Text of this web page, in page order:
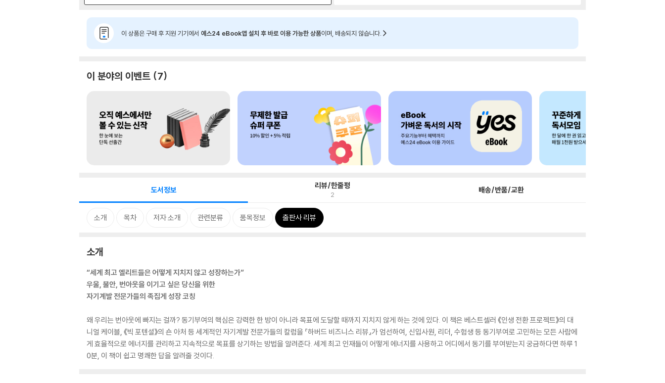
이 상품은 구매 후 지원 기기에서 예스24 eBook앱 설치 후 바로 이용 가능한 상품이며, 배송되지 않습니다.
이 분야의 이벤트 7
도서정보 리뷰/한줄평
2 배송/반품/교환
소개 목차 저자 소개 관련분류 품목정보 출판사 리뷰
소개
“세계 최고 엘리트들은 어떻게 지치지 않고 성장하는가”
우울, 불안, 번아웃을 이기고 싶은 당신을 위한
자기계발 전문가들의 족집게 성장 코칭
왜 우리는 번아웃에 빠지는 걸까? 동기부여의 핵심은 강력한 한 방이 아니라 목표에 도달할 때까지 지치지 않게 하는 것에 있다. 이 책은 베스트셀러 《인생 전환 프로젝트》의 대
니얼 케이블, 《빅 포텐셜》의 숀 아처 등 세계적인 자기계발 전문가들의 칼럼을 『하버드 비즈니스 리뷰』가 엄선하여, 신입사원, 리더, 수험생 등 동기부여로 고민하는 모든 사람에
게 효율적으로 에너지를 관리하고 지속적으로 목표를 상기하는 방법을 알려준다. 세계 최고 인재들이 어떻게 에너지를 사용하고 어디에서 동기를 부여받는지 궁금하다면 하루 1
0분, 이 책이 쉽고 명쾌한 답을 알려줄 것이다.